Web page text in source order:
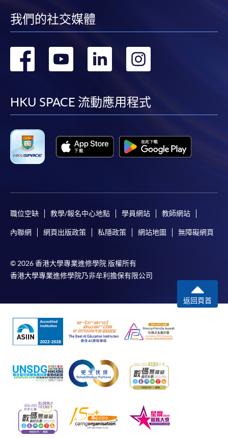
我們的社交媒體
轉
facebook
轉
youtube
轉
linkedin
轉
HKU SPACE 流動應用程式
職位空缺 教學/報名中心地點 學員網站 教師網站
內聯網 網頁出版政策 私隱政策 網站地圖 無障礙網頁
© 2026 香港大學專業進修學院 版權所有
香港大學專業進修學院乃非牟利擔保有限公司
返回頁首